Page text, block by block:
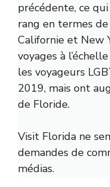
précédente, ce
rang en termes
Californie et New
voyages à
les voyageurs
2019, mais ont
de Floride.
Visit Florida ne
demandes de
médias.